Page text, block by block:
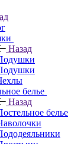
Назад
белье
Назад
белье